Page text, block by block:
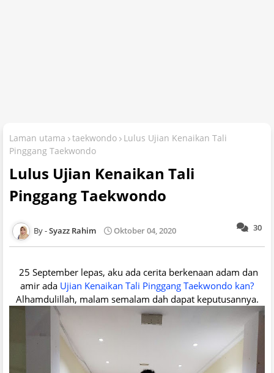
Laman utama taekwondo
Lulus Ujian Kenaikan Tali
Pinggang Taekwondo
Lulus Ujian Kenaikan Tali
Pinggang Taekwondo
30
Syazz Rahim Oktober 04, 2020
25 September lepas, aku ada cerita berkenaan adam dan
amir ada Ujian Kenaikan Tali Pinggang Taekwondo kan?
Alhamdulillah, malam semalam dah dapat keputusannya.